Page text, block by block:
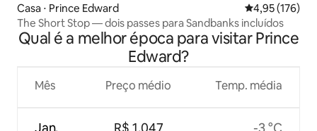
Casa ⋅ Prince Edward 4,95 de uma
4,95 (176)
The Short Stop — dois passes para Sandbanks incluídos
Qual é a melhor época para visitar Prince
Edward?
Mês
Jan.
Preço médio
R$ 1.047
Temp. média
-3 °C